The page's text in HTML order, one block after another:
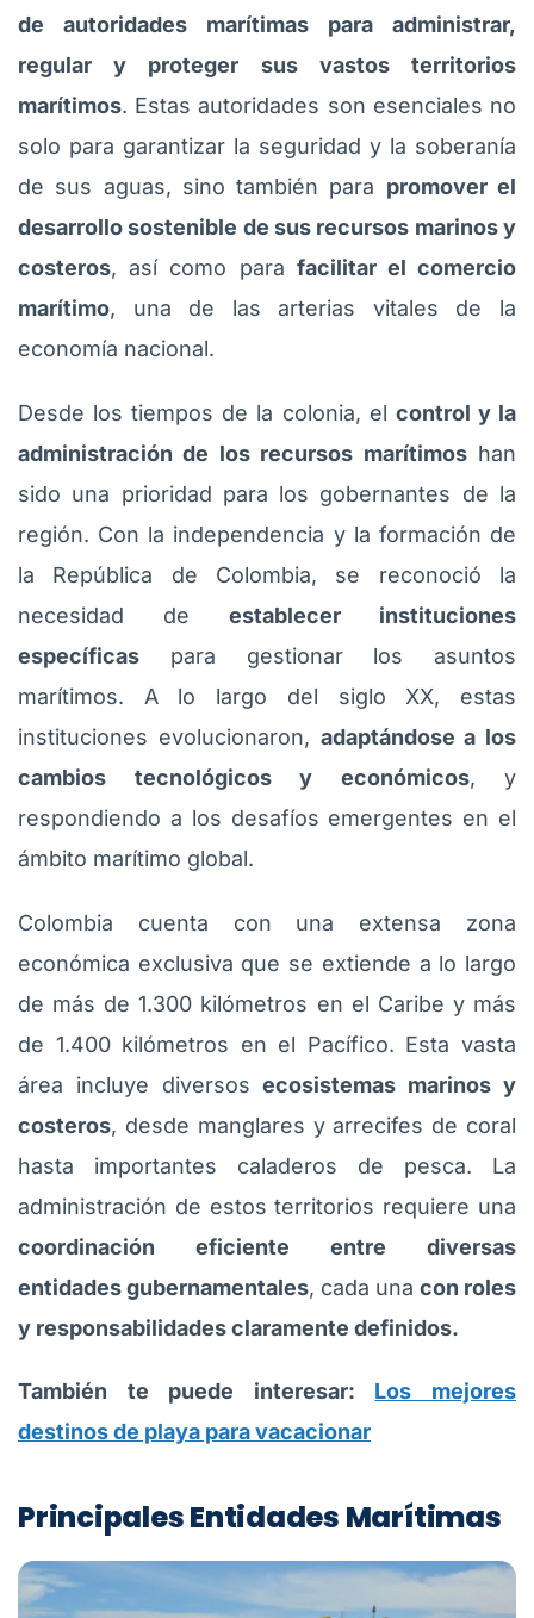
de autoridades marítimas para administrar,
regular y proteger sus vastos territorios
marítimos. Estas autoridades son esenciales no
solo para garantizar la seguridad y la soberanía
de sus aguas, sino también para promover el
desarrollo sostenible de sus recursos marinos y
costeros, así como para facilitar el comercio
marítimo, una de las arterias vitales de la
economía nacional.
Desde los tiempos de la colonia, el control y la
administración de los recursos marítimoshan
sido una prioridad para los gobernantes de la
región. Con la independencia y la formación de
la República de Colombia, se reconoció la
necesidad de establecer instituciones
específicas para gestionar los asuntos
marítimos. A lo largo del siglo XX, estas
instituciones evolucionaron, adaptándose a los
cambios tecnológicos y económicos, y
respondiendo a los desafíos emergentes en el
ámbito marítimo global.
Colombia cuenta con una extensa zona
económica exclusiva que se extiende a lo largo
de más de 1.300 kilómetros en el Caribe y más
de 1.400 kilómetros en el Pacífico. Esta vasta
área incluye diversosecosistemas marinos y
costeros, desde manglares y arrecifes de coral
hasta importantes caladeros de pesca. La
administración de estos territorios requiere una
coordinación eficiente entre diversas
entidades gubernamentales, cada una con roles
y responsabilidades claramente definidos.
También te puede interesar: Los mejores
destinos de playa para vacacionar
Principales Entidades Marítimas